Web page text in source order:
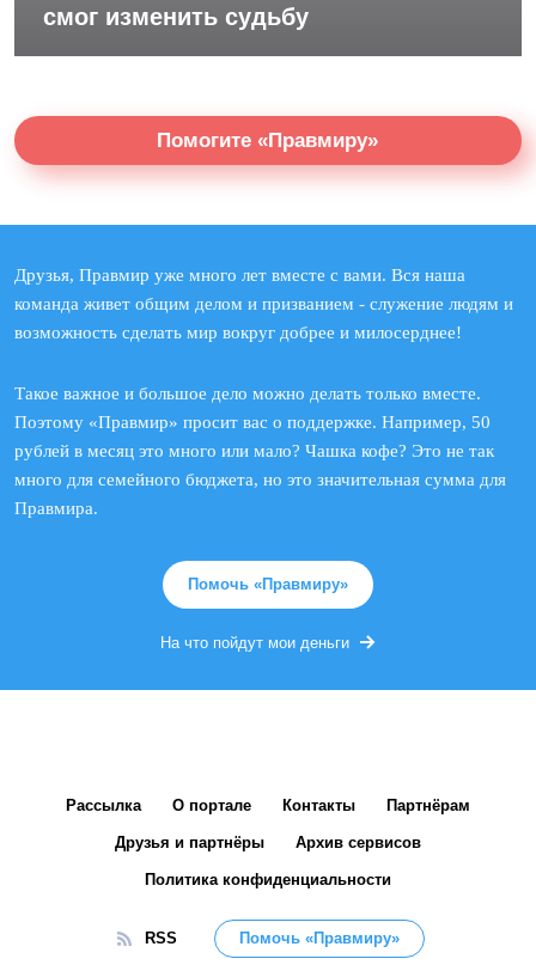
смог изменить судьбу
Помогите «Правмиру»
Друзья, Правмир уже много лет вместе с вами. Вся наша
команда живет общим делом и призванием - служение людям и
возможность сделать мир вокруг добрее и милосерднее!
Такое важное и большое дело можно делать только вместе.
Поэтому «Правмир» просит вас о поддержке. Например, 50
рублей в месяц это много или мало? Чашка кофе? Это не так
много для семейного бюджета, но это значительная сумма для
Правмира.
Помочь «Правмиру»
На что пойдут мои деньги
Рассылка О портале Контакты Партнёрам
Друзья и партнёры Архив сервисов
Политика конфиденциальности
RSS Помочь «Правмиру»